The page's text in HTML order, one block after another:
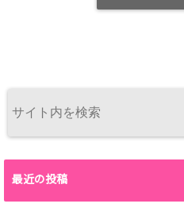
最近の投稿